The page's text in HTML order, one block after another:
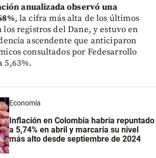
anualizada observó una
, la cifra más alta de los últimos
los registros del Dane, y estuvo en
ascendente que anticiparon
consultados por Fedesarrollo
5,63%.
Economía
Inflación en Colombia habría repuntado
a 5,74% en abril y marcaría su nivel
más alto desde septiembre de 2024